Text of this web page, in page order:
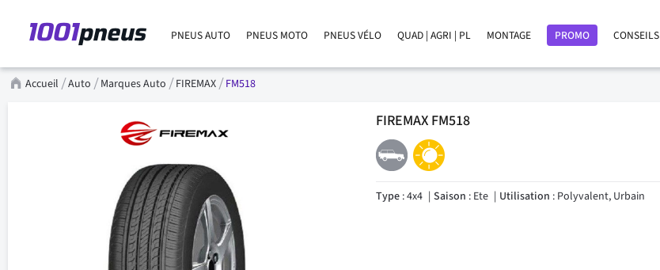
PNEUS AUTO PNEUS MOTO PNEUS VÉLO QUAD | AGRI | PL MONTAGE PROMO CONSEILS
Accueil Auto Marques Auto FIREMAX FM518
FIREMAX FM518
Type: 4x4 Saison : Ete Utilisation : Polyvalent, Urbain